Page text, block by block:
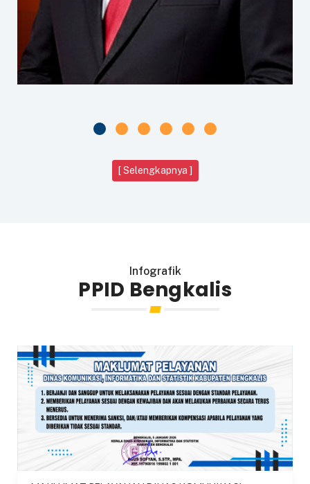
[ Selengkapnya ]
Infografik
PPID Bengkalis